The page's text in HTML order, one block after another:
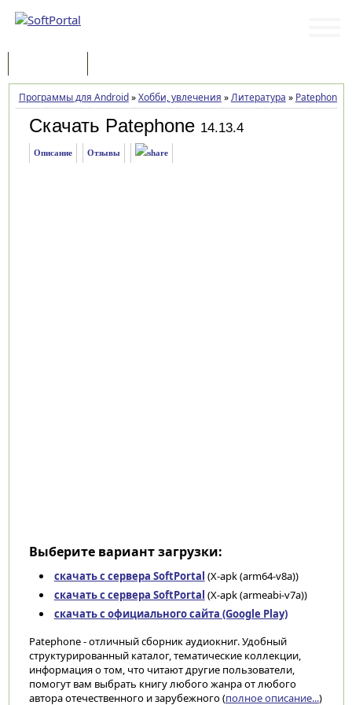
Программы для Android»Хобби, увлечения »Литература » Patephone
Скачать Patephone 14.13.4
Описание Отзывы
Выберите вариант загрузки:
скачать с сервера SoftPortal (X-apk (arm64-v8a))
скачать с сервера SoftPortal (X-apk (armeabi-v7a))
скачать с официального сайта (Google Play)
Patephone - отличный сборник аудиокниг. Удобный
структурированный каталог, тематические коллекции,
информация о том, что читают другие пользователи,
помогут вам выбрать книгу любого жанра от любого
автора отечественного и зарубежного (полное описание...)